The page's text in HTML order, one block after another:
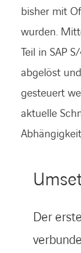
bisher mit
wurden.
Teil in SAP
abgelöst
gesteuert
aktuelle
Der